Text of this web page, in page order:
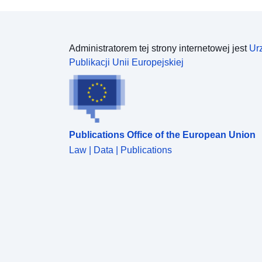
Administratorem tej strony internetowej jest
Publikacji Unii Europejskiej
Publications Office of the European Union
Law | Data | Publications